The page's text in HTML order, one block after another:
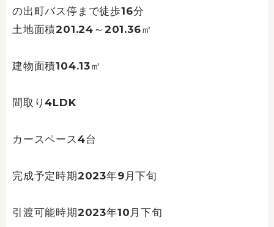
の出町バス停まで徒歩16分
土地面積201.24～201.36㎡
建物面積104.13㎡
間取り4LDK
カースペース4台
完成予定時期2023年9月下旬
引渡可能時期2023年10月下旬